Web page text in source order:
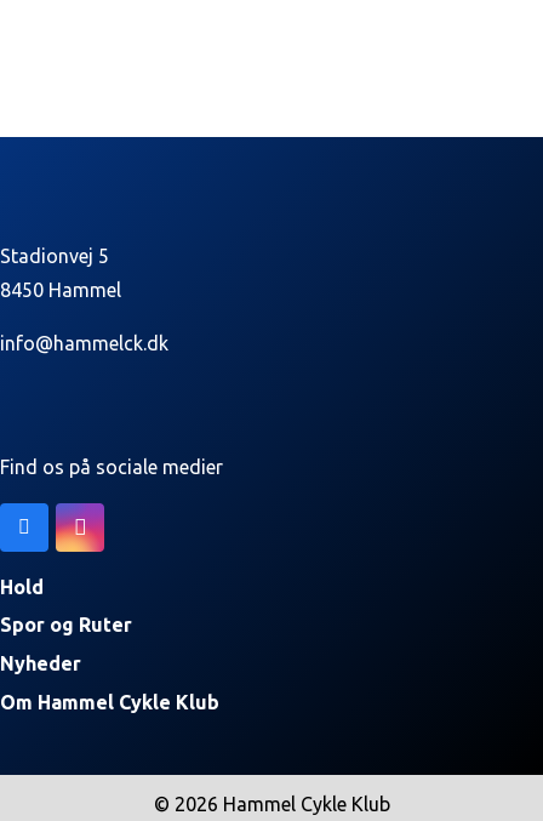
Stadionvej 5
8450 Hammel
info@hammelck.dk
Find os på sociale medier
Hold
Spor og Ruter
Nyheder
Om Hammel Cykle Klub
© 2026 Hammel Cykle Klub